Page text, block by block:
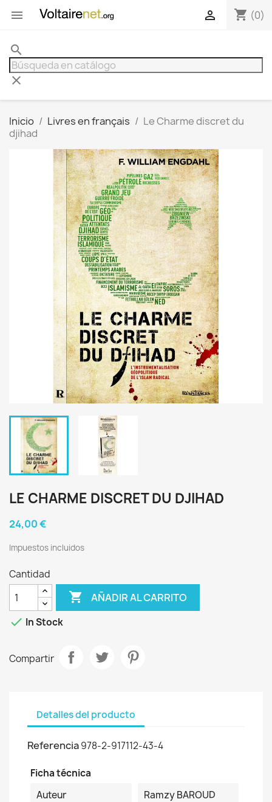
 shopping_cart (0)

search
clear
Inicio Livres en français
Le Charme discret du
djihad
LE CHARME DISCRET DU DJIHAD
24,00 €
Impuestos incluidos
Cantidad
 AÑADIR AL CARRITO
 In Stock
Compartir
Detalles del producto
Referencia978-2-917112-43-4
Ficha técnica
Auteur
Ramzy BAROUD